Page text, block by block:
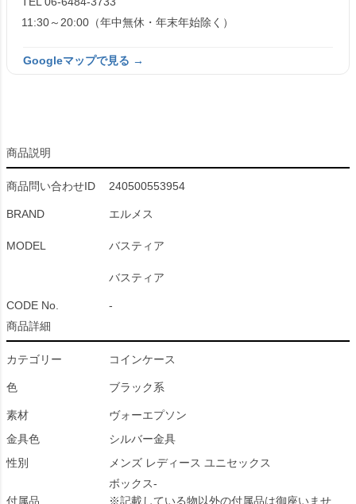
11:30～20:00（年中無休・年末年始除く）
Googleマップで見る →
商品説明
商品問い合わせID 240500553954
BRAND エルメス
MODEL バスティア
バスティア
CODE No.
-
商品詳細
カテゴリー コインケース
色 ブラック系
素材
ヴォーエプソン
金具色
シルバー金具
性別
メンズ レディース ユニセックス
付属品
ボックス-
※記載している物以外の付属品は御座いませ